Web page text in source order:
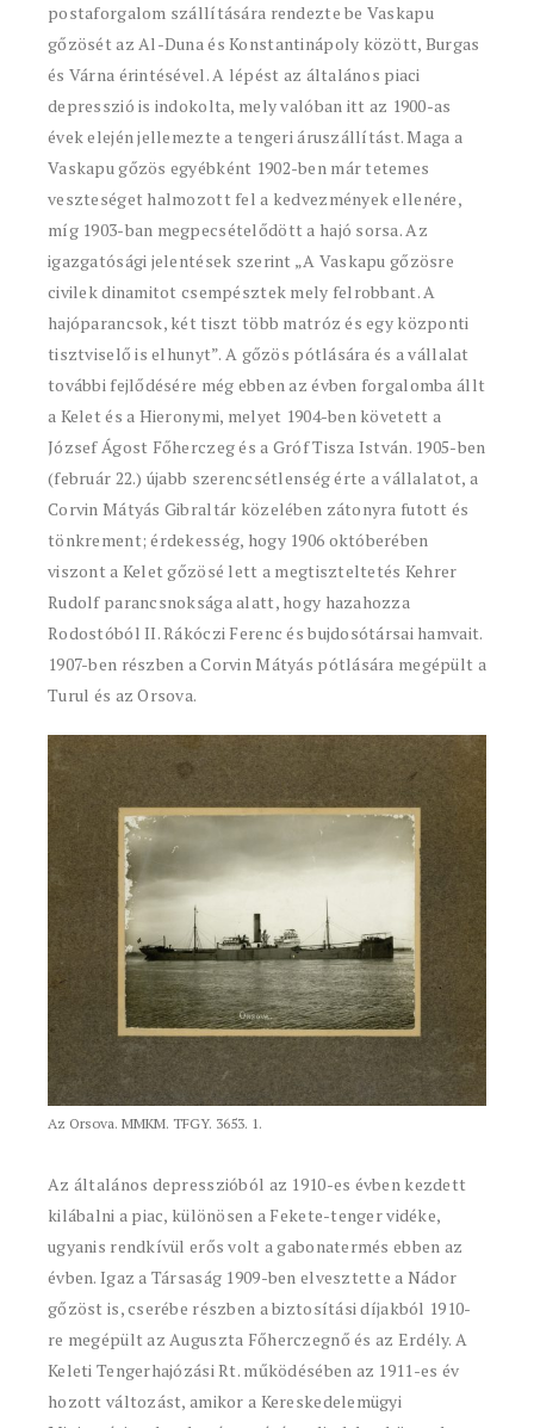
postaforgalom szállítására rendezte be Vaskapu
gőzösét az Al-Duna és Konstantinápoly között, Burgas
és Várna érintésével. A lépést az általános piaci
depresszió is indokolta, mely valóban itt az 1900-as
évek elején jellemezte a tengeri áruszállítást. Maga a
Vaskapu gőzös egyébként 1902-ben már tetemes
veszteséget halmozott fel a kedvezmények ellenére,
míg 1903-ban megpecsételődött a hajó sorsa. Az
igazgatósági jelentések szerint „A Vaskapu gőzösre
civilek dinamitot csempésztek mely felrobbant. A
hajóparancsok, két tiszt több matróz és egy központi
tisztviselő is elhunyt”. A gőzös pótlására és a vállalat
további fejlődésére még ebben az évben forgalomba állt
a Kelet és a Hieronymi, melyet 1904-ben követett a
József Ágost Főherczeg és a Gróf Tisza István. 1905-ben
(február 22.) újabb szerencsétlenség érte a vállalatot, a
Corvin Mátyás Gibraltár közelében zátonyra futott és
tönkrement; érdekesség, hogy 1906 októberében
viszont a Kelet gőzösé lett a megtiszteltetés Kehrer
Rudolf parancsnoksága alatt, hogy hazahozza
Rodostóból II. Rákóczi Ferenc és bujdosótársai hamvait.
1907-ben részben a Corvin Mátyás pótlására megépült a
Turul és az Orsova.
Az Orsova. MMKM. TFGY. 3653. 1.
Az általános depresszióból az 1910-es évben kezdett
kilábalni a piac, különösen a Fekete-tenger vidéke,
ugyanis rendkívül erős volt a gabonatermés ebben az
évben. Igaz a Társaság 1909-ben elvesztette a Nádor
gőzöst is, cserébe részben a biztosítási díjakból 1910-
re megépült az Auguszta Főherczegnő és az Erdély. A
Keleti Tengerhajózási Rt. működésében az 1911-es év
hozott változást, amikor a Kereskedelemügyi